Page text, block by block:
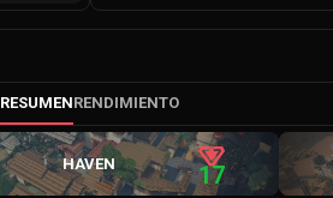
RESUMENRENDIMIENTO
HAVEN 17